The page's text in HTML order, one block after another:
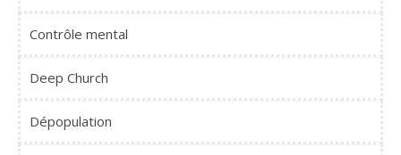
Contrôle mental
Deep Church
Dépopulation